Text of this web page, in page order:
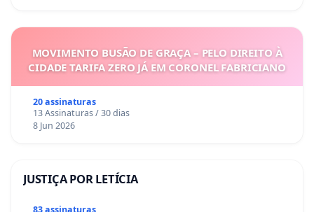
MOVIMENTO BUSÃO DE GRAÇA – PELO DIREITO À
CIDADE TARIFA ZERO JÁ EM CORONEL FABRICIANO
20 assinaturas
13 Assinaturas / 30 dias
8 Jun 2026
JUSTIÇA POR LETÍCIA
83 assinaturas